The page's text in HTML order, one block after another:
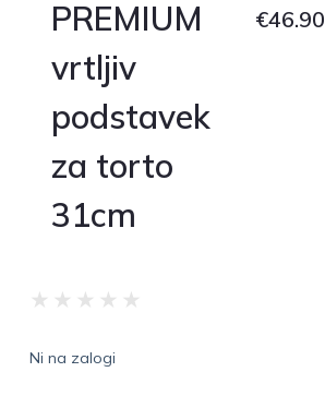
PREMIUM
vrtljiv
podstavek
za torto
31cm
€46.90
★ ★ ★ ★ ★
Ni na zalogi